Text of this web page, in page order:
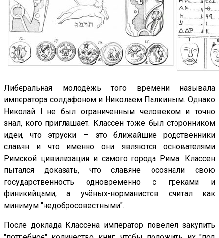
Либеральная молодёжь того времени называла
императора солдафоном и Николаем Палкиным. Однако
Николай I не был ограниченным человеком и точно
знал, кого приглашает. Классен тоже был сторонником
идеи, что этруски — это ближайшие родственники
славян и что именно они являются основателями
Римской цивилизации и самого города Рима. Классен
пытался доказать, что славяне осознали свою
государственность одновременно с греками и
финикийцами, а учёных-норманистов считал как
минимум "недобросовестными".
После доклада Классена император повелел закупить